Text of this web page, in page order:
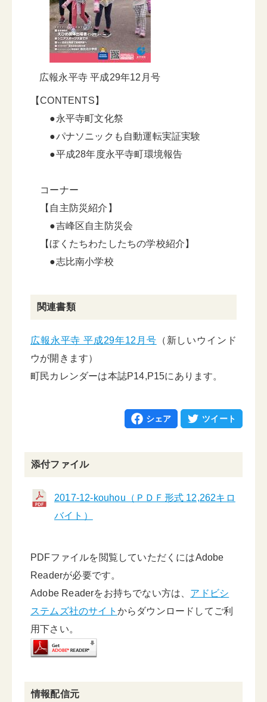
広報永平寺 平成29年12月号
【CONTENTS】
●永平寺町文化祭
●パナソニックも自動運転実証実験
●平成28年度永平寺町環境報告
コーナー
【自主防災紹介】
●吉峰区自主防災会
【ぼくたちわたしたちの学校紹介】
●志比南小学校
関連書類
広報永平寺 平成29年12月号 （新しいウインド
ウが開きます）
町民カレンダーは本誌P14,P15にあります。
シェア ツイート
添付ファイル
2017-12-kouhou（ＰＤＦ形式 12,262キロ
バイト）
PDFファイルを閲覧していただくにはAdobe
Readerが必要です。
Adobe Readerをお持ちでない方は、 アドビシ
ステムズ社のサイト からダウンロードしてご利
用下さい。
情報配信元